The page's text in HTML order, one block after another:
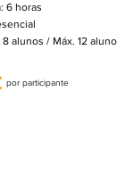
6 horas
alunos / Máx. 12
por participante